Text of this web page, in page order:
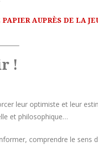
AUPRÈS DE LA
!
leur optimiste et leur
et philosophique…
comprendre le sens